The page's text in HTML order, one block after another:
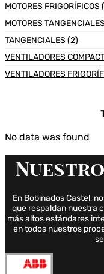
MOTORES FRIGORÍFICOS
MOTORES TANGENCIALES
TANGENCIALES (2)
VENTILADORES
VENTILADORES
No data was found
En Bobinados Castel,
que respaldan nuestra
más altos estándares
en todos nuestros